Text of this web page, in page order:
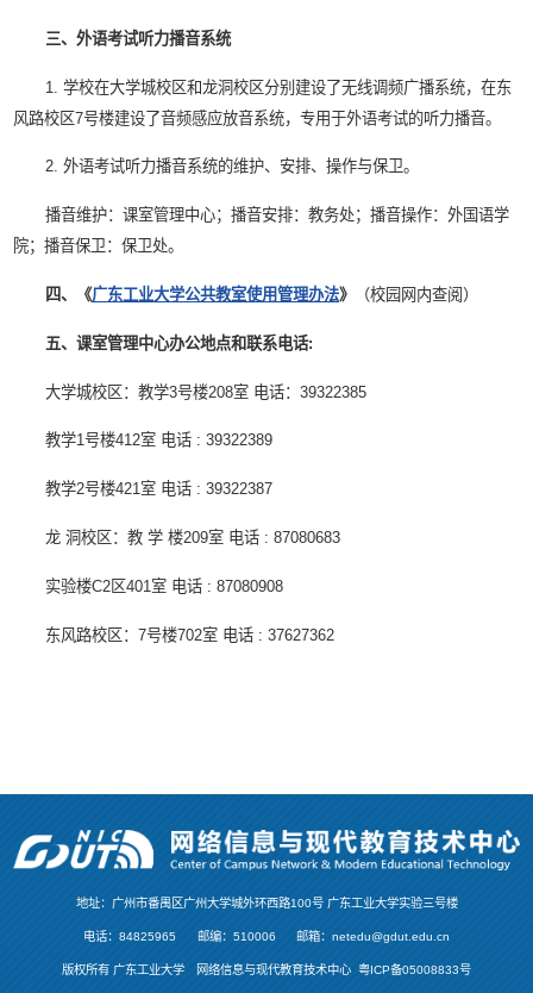
三、外语考试听力播音系统
1. 学校在大学城校区和龙洞校区分别建设了无线调频广播系统，在东
风路校区7号楼建设了音频感应放音系统，专用于外语考试的听力播音。
2. 外语考试听力播音系统的维护、安排、操作与保卫。
播音维护：课室管理中心；播音安排：教务处；播音操作：外国语学
院；播音保卫：保卫处。
四、《广东工业大学公共教室使用管理办法》 （校园网内查阅）
五、课室管理中心办公地点和联系电话:
大学城校区：教学3号楼208室 电话：39322385
教学1号楼412室 电话 : 39322389
教学2号楼421室 电话 : 39322387
龙 洞校区：教 学 楼209室 电话 : 87080683
实验楼C2区401室 电话 : 87080908
东风路校区：7号楼702室 电话 : 37627362
地址：广州市番禺区广州大学城外环西路100号 广东工业大学实验三号楼
电话：84825965 邮编：510006 邮箱：netedu@gdut.edu.cn
版权所有 广东工业大学 网络信息与现代教育技术中心 粤ICP备05008833号